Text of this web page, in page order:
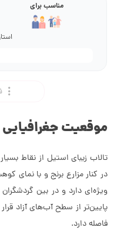
مناسب برای
موقعیت
تالاب زیبای استیل از نقاط
در کنار مزارع برنج و با
ویژه‌ای دارد و در بین
فاصله دارد.